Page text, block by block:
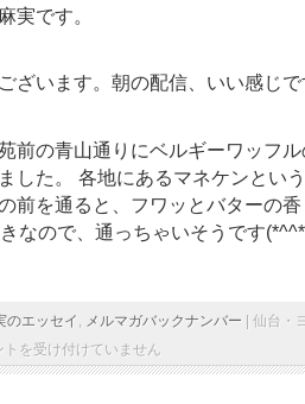
です。
ざいます。朝の配信、いい感じで
前の青山通りにベルギーワッフ
した。 各地にあるマネケンとい
前を通ると、フワッとバターの香
なので、通っちゃいそうです
のエッセイ , メルマガバックナンバー
仙台・
トを受け付けていません